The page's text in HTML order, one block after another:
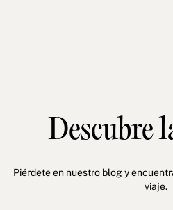
Descubre
Piérdete en nuestro blog y
viaje.